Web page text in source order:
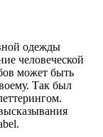
одежды
человеческой
может быть
Так был